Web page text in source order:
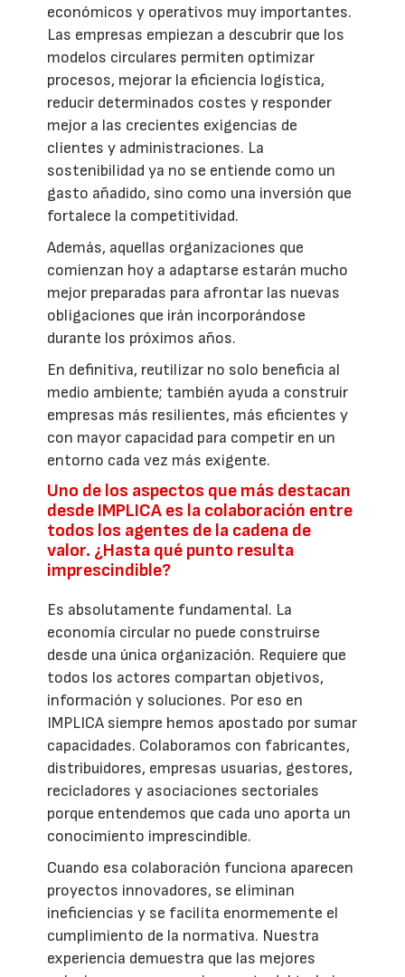
económicos y operativos muy importantes.
Las empresas empiezan a descubrir que los
modelos circulares permiten optimizar
procesos, mejorar la eficiencia logística,
reducir determinados costes y responder
mejor a las crecientes exigencias de
clientes y administraciones. La
sostenibilidad ya no se entiende como un
gasto añadido, sino como una inversión que
fortalece la competitividad.
Además, aquellas organizaciones que
comienzan hoy a adaptarse estarán mucho
mejor preparadas para afrontar las nuevas
obligaciones que irán incorporándose
durante los próximos años.
En definitiva, reutilizar no solo beneficia al
medio ambiente; también ayuda a construir
empresas más resilientes, más eficientes y
con mayor capacidad para competir en un
entorno cada vez más exigente.
Uno de los aspectos que más destacan
desde IMPLICA es la colaboración entre
todos los agentes de la cadena de
valor. ¿Hasta qué punto resulta
imprescindible?
Es absolutamente fundamental. La
economía circular no puede construirse
desde una única organización. Requiere que
todos los actores compartan objetivos,
información y soluciones. Por eso en
IMPLICA siempre hemos apostado por sumar
capacidades. Colaboramos con fabricantes,
distribuidores, empresas usuarias, gestores,
recicladores y asociaciones sectoriales
porque entendemos que cada uno aporta un
conocimiento imprescindible.
Cuando esa colaboración funciona aparecen
proyectos innovadores, se eliminan
ineficiencias y se facilita enormemente el
cumplimiento de la normativa. Nuestra
experiencia demuestra que las mejores